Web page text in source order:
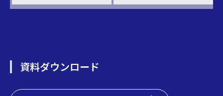
資料ダウンロード